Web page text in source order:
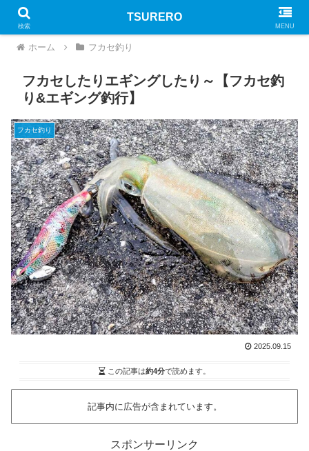
PR
ホーム フカセ釣り
フカセしたりエギングしたり～【フカセ釣
り&エギング釣行】
フカセ釣り
2025.09.15
この記事は約4分で読めます。
記事内に広告が含まれています。
スポンサーリンク
検索
TSURERO
MENU